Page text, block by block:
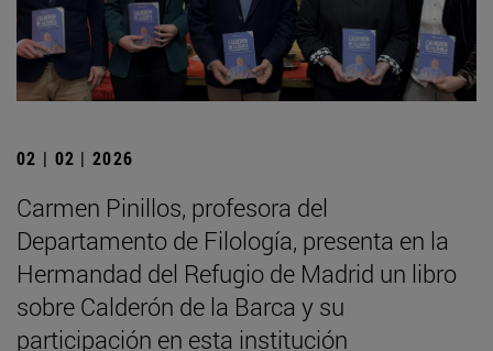
02 | 02 | 2026
Carmen Pinillos, profesora del
Departamento de Filología, presenta en la
Hermandad del Refugio de Madrid un libro
sobre Calderón de la Barca y su
participación en esta institución